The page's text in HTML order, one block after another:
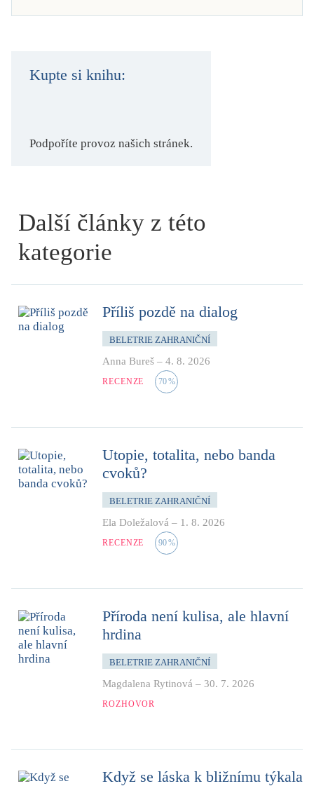
Kupte si knihu:
Podpoříte provoz našich stránek.
Další články z této
kategorie
Příliš pozdě na dialog
BELETRIE ZAHRANIČNÍ
Anna Bureš – 4. 8. 2026
RECENZE 70%
Utopie, totalita, nebo banda
cvoků?
BELETRIE ZAHRANIČNÍ
Ela Doležalová – 1. 8. 2026
RECENZE 90%
Příroda není kulisa, ale hlavní
hrdina
BELETRIE ZAHRANIČNÍ
Magdalena Rytinová – 30. 7. 2026
ROZHOVOR
Když se láska k bližnímu týkala